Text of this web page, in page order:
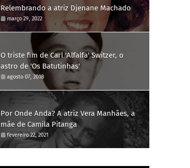
Relembrando a atriz Djenane Machado
março 29, 2022
O triste fim de Carl 'Alfalfa' Switzer, o
astro de 'Os Batutinhas'
agosto 07, 2018
Por Onde Anda? A atriz Vera Manhães, a
mãe de Camila Pitanga
fevereiro 22, 2021